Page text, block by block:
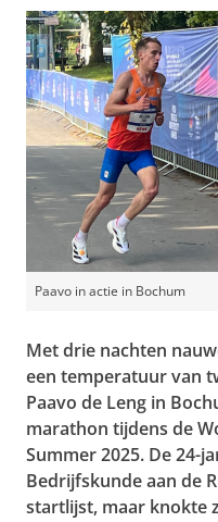
Paavo in actie in Bochum
Met drie nachten
een temperatuur van
Paavo de Leng in
marathon tijdens de
Summer 2025. De 24-
Bedrijfskunde aan de
startlijst, maar knokte